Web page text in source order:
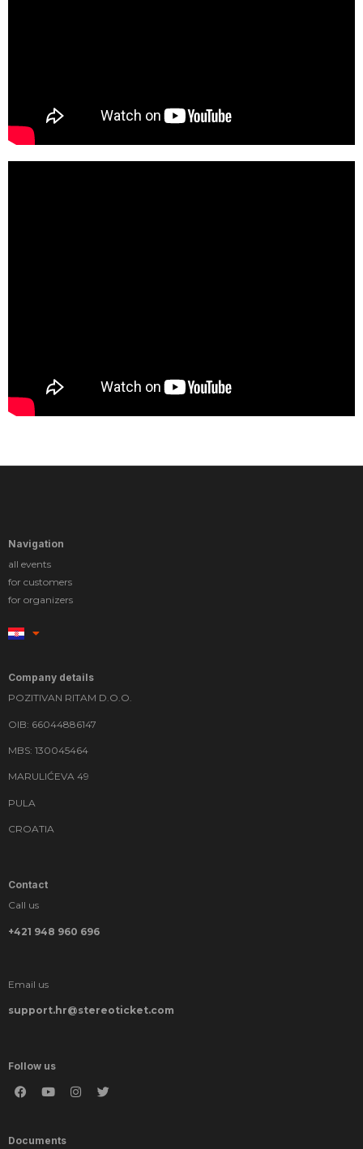
Navigation
all events
for customers
for organizers
Company details
POZITIVAN RITAM D.O.O.
OIB: 66044886147
MBS: 130045464
MARULIĆEVA 49
PULA
CROATIA
Contact
Call us
+421 948 960 696
Email us
support.hr@stereoticket.com
Follow us
Documents